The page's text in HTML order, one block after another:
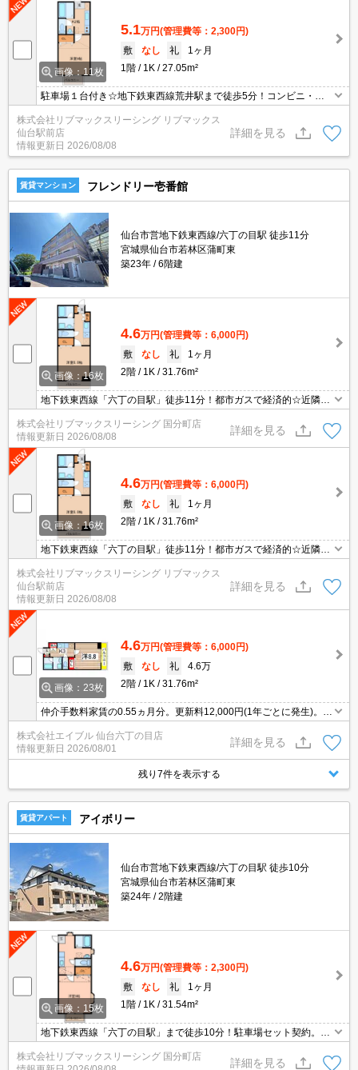
画像：11枚
5.1万円(管理費等：2,300円)
敷
なし 礼
1ヶ月
1階
1K 27.05m²
駐車場１台付き☆地下鉄東西線荒井駅まで徒歩5分！コンビニ・ス
ーパーも徒歩圏内でお買物も便利♪洋室9帖のロフト付き！弊社の場
合仲介手数料は賃料の0.55ヶ月分です♪初期費用クレジット決済対応
しています。
株式会社リブマックスリーシング リブマックス
仙台駅前店
情報更新日 2026/08/08
詳細を見る
賃貸マンション フレンドリー壱番館
仙台市営地下鉄東西線/六丁の目駅 徒歩11分
宮城県仙台市若林区蒲町東
築23年
6階建
画像：16枚
4.6万円(管理費等：6,000円)
敷
なし 礼
1ヶ月
2階
1K 31.76m²
地下鉄東西線「六丁の目駅」徒歩11分！都市ガスで経済的☆近隣に
はスーパーやコンビニ、ショッピング施設などあり住環境も良好で
す！ＩＨコンロ、追焚機能、洗髪洗面化粧台付き！
株式会社リブマックスリーシング 国分町店
情報更新日 2026/08/08
詳細を見る
画像：16枚
4.6万円(管理費等：6,000円)
敷
なし 礼
1ヶ月
2階
1K 31.76m²
地下鉄東西線「六丁の目駅」徒歩11分！都市ガスで経済的☆近隣に
はスーパーやコンビニ、ショッピング施設などあり住環境も良好で
す！ＩＨコンロ、追焚機能、洗髪洗面化粧台付き！
株式会社リブマックスリーシング リブマックス
仙台駅前店
情報更新日 2026/08/08
詳細を見る
画像：23枚
4.6万円(管理費等：6,000円)
敷
なし 礼
4.6万
2階
1K 31.76m²
仲介手数料家賃の0.55ヵ月分。更新料12,000円(1年ごとに発生)。都
市ガス使用。初期費用カード払い可。シャワー付独立洗面台。シュ
ーズボックス付き。バス・トイレ別。フローリング。駐輪場有。
株式会社エイブル 仙台六丁の目店
情報更新日 2026/08/01
詳細を見る
残り7件を表示する
賃貸アパート アイボリー
仙台市営地下鉄東西線/六丁の目駅 徒歩10分
宮城県仙台市若林区蒲町東
築24年
2階建
画像：15枚
4.6万円(管理費等：2,300円)
敷
なし 礼
1ヶ月
1階
1K 31.54m²
地下鉄東西線「六丁の目駅」まで徒歩10分！駐車場セット契約。近
隣にはスーパーやコンビニ、ドラックストアもあり生活に便利な立
地です！洗髪洗面化粧台、ロフト付き！弊社の場合仲介手数料は賃
株式会社リブマックスリーシング 国分町店
詳細を見る